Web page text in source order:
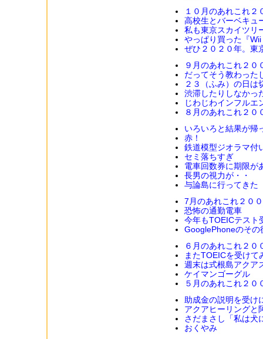
１０月のあれこれ２
高校生とバーベキュ
私も東京スカイツリ
やっぱり買った『
ぜひ２０２０年。東
９月のあれこれ２０
だってそう教わった
２３（ふみ）の日は
渋滞したりしなかっ
じわじわインフルエ
８月のあれこれ２０
いろいろと結果が帰
赤！
鉄道模型ジオラマ付
セミ落ちすぎ
電車回数券に期限が
長男の視力が・・
与論島に行ってきた
7月のあれこれ２０
恐怖の通勤電車
今年もTOEICテスト
GooglePhoneのその
６月のあれこれ２０
またTOEICを受けて
週末は式根島アクア
ケイマンゴーグル
５月のあれこれ２０
助成金の説明を受け
アクアヒーリングと
さだまさし「私は犬
おくやみ